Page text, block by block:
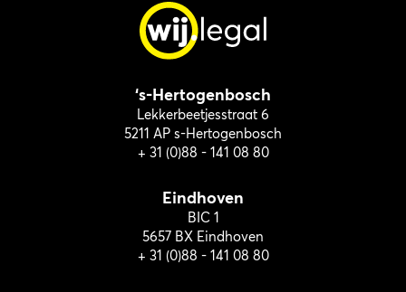
‘s-Hertogenbosch
Lekkerbeetjesstraat 6
5211 AP s-Hertogenbosch
+ 31 (0)88 - 141 08 80
Eindhoven
BIC 1
5657 BX Eindhoven
+ 31 (0)88 - 141 08 80